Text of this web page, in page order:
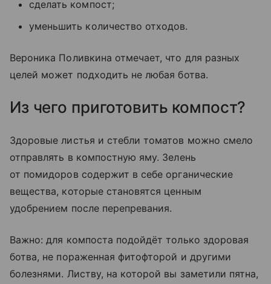
сделать компост;
уменьшить количество отходов.
Вероника Поливкина отмечает, что для разных
целей может подходить не любая ботва.
Из чего приготовить компост?
Здоровые листья и стебли томатов можно смело
отправлять в компостную яму. Зелень
от помидоров содержит в себе органические
вещества, которые становятся ценным
удобрением после перепревания.
Важно: для компоста подойдёт только здоровая
ботва, не пораженная фитофторой и другими
болезнями. Листву, на которой вы заметили пятна,